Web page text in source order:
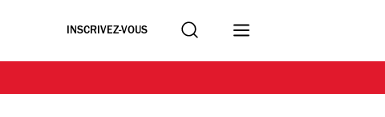
INSCRIVEZ-VOUS Recherche